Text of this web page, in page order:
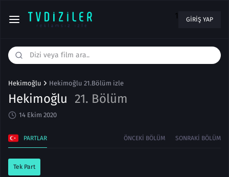
1 GIRIŞ YAP
Hekimoğlu Hekimoğlu 21.Bölüm izle
Hekimoğlu 21. Bölüm
14 Ekim 2020
PARTLAR ÖNCEKI BÖLÜM SONRAKI BÖLÜM
Tek Part